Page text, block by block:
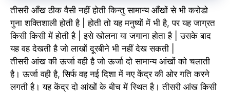
तीसरी आँख ठीक वैसी नहीं होती किन्तु सामान्य आँखों से भी करोडो
गुना शक्तिशाली होती है | होती तो यह मनुष्यों में भी है, पर यह जाग्रत
किसी किसी में होती है | इसे खोलना या जगाना होता है | उसके बाद
यह वह देखती है जो लाखों दूरबीने भी नहीं देख सकती |
तीसरी आंख की ऊर्जा वही है जो ऊर्जा दो सामान्य आंखों को चलाती
है। ऊर्जा वही है, सिर्फ वह नई दिशा में नए केंद्र की ओर गति करने
लगती है। यह केंद्र दो आंखों के बीच में स्थित है। तीसरी आंख किसी